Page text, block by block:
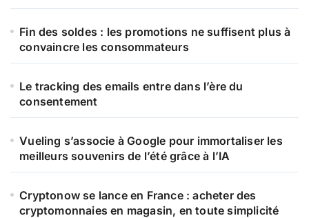
Fin des soldes : les promotions ne suffisent plus à
convaincre les consommateurs
Le tracking des emails entre dans l’ère du
consentement
Vueling s’associe à Google pour immortaliser les
meilleurs souvenirs de l’été grâce à l’IA
Cryptonow se lance en France : acheter des
cryptomonnaies en magasin, en toute simplicité